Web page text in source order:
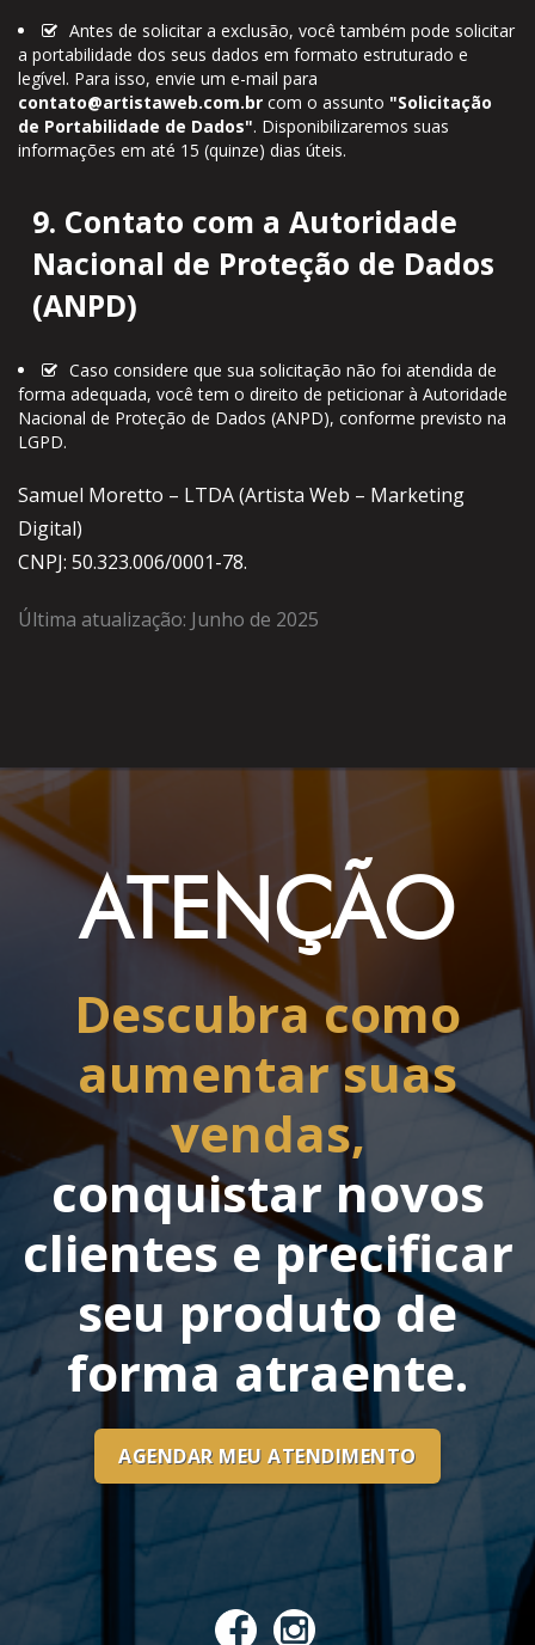
Antes de solicitar a exclusão, você também pode solicitar
a portabilidade dos seus dados em formato estruturado e
legível. Para isso, envie um e-mail para
contato@artistaweb.com.br com o assunto "Solicitação
de Portabilidade de Dados". Disponibilizaremos suas
informações em até 15 (quinze) dias úteis.
9. Contato com a Autoridade
Nacional de Proteção de Dados
(ANPD)
Caso considere que sua solicitação não foi atendida de
forma adequada, você tem o direito de peticionar à Autoridade
Nacional de Proteção de Dados (ANPD), conforme previsto na
LGPD.
Samuel Moretto – LTDA (Artista Web – Marketing
Digital)
CNPJ: 50.323.006/0001-78.
Última atualização: Junho de 2025
ATENÇÃO
Descubra como
aumentar suas
vendas,
conquistar novos
clientes e precificar
seu produto de
forma atraente.
AGENDAR MEU ATENDIMENTO